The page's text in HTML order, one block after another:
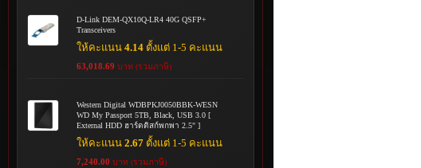
D-Link DEM-QX10Q-LR4 40G QSFP+
Transceivers
ให้คะแนน4.14 ตั้งแต่ 1-5 คะแนน
63,018.69 บาท (รวมภาษี)
Western Digital WDBPKJ0050BBK-WESN
WD My Passport 5TB, Black, USB 3.0 [
External HDD ฮาร์ดดิสก์พกพา 2.5" ]
ให้คะแนน2.67 ตั้งแต่ 1-5 คะแนน
7,240.00 บาท (รวมภาษี)